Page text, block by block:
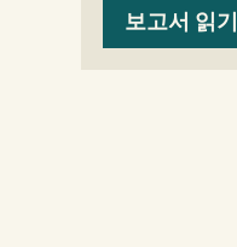
보고서 읽기